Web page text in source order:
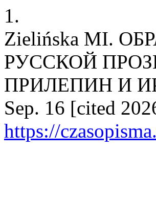
1.
Zielińska MI.
РУССКОЙ
ПРИЛЕПИН И
Sep. 16 [cited
https://